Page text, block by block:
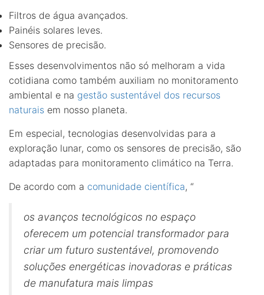
Filtros de água avançados.
Painéis solares leves.
Sensores de precisão.
Esses desenvolvimentos não só melhoram a vida
cotidiana como também auxiliam no monitoramento
ambiental e na gestão sustentável dos recursos
naturais em nosso planeta.
Em especial, tecnologias desenvolvidas para a
exploração lunar, como os sensores de precisão, são
adaptadas para monitoramento climático na Terra.
De acordo com a comunidade científica, “
os avanços tecnológicos no espaço
oferecem um potencial transformador para
criar um futuro sustentável, promovendo
soluções energéticas inovadoras e práticas
de manufatura mais limpas